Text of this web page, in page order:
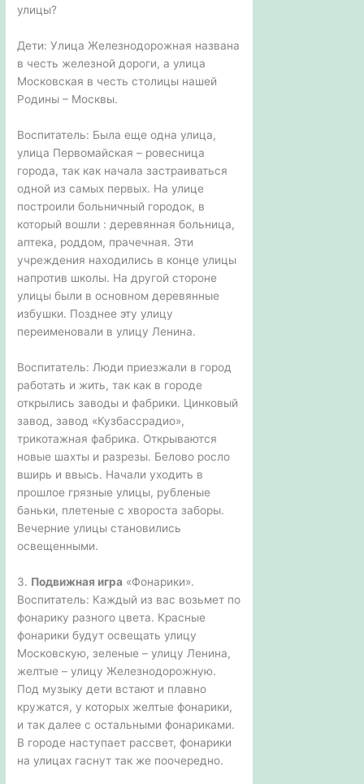
улицы?
Дети: Улица Железнодорожная названа
в честь железной дороги, а улица
Московская в честь столицы нашей
Родины – Москвы.
Воспитатель: Была еще одна улица,
улица Первомайская – ровесница
города, так как начала застраиваться
одной из самых первых. На улице
построили больничный городок, в
который вошли : деревянная больница,
аптека, роддом, прачечная. Эти
учреждения находились в конце улицы
напротив школы. На другой стороне
улицы были в основном деревянные
избушки. Позднее эту улицу
переименовали в улицу Ленина.
Воспитатель: Люди приезжали в город
работать и жить, так как в городе
открылись заводы и фабрики. Цинковый
завод, завод «Кузбассрадио»,
трикотажная фабрика. Открываются
новые шахты и разрезы. Белово росло
вширь и ввысь. Начали уходить в
прошлое грязные улицы, рубленые
баньки, плетеные с хвороста заборы.
Вечерние улицы становились
освещенными.
3. Подвижная игра «Фонарики».
Воспитатель: Каждый из вас возьмет по
фонарику разного цвета. Красные
фонарики будут освещать улицу
Московскую, зеленые – улицу Ленина,
желтые – улицу Железнодорожную.
Под музыку дети встают и плавно
кружатся, у которых желтые фонарики,
и так далее с остальными фонариками.
В городе наступает рассвет, фонарики
на улицах гаснут так же поочередно.